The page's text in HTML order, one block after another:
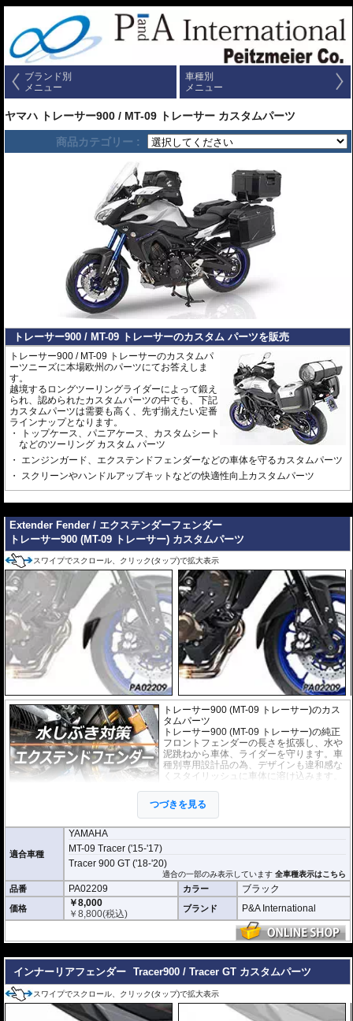
ブランド別
メニュー
車種別
メニュー
ヤマハ トレーサー900 / MT-09 トレーサー カスタムパーツ
商品カテゴリー :
トレーサー900 / MT-09 トレーサーのカスタム パーツを販売
トレーサー900 / MT-09 トレーサーのカスタムパ
ーツニーズに本場欧州のパーツにてお答えしま
す。
越境するロングツーリングライダーによって鍛え
られ、認められたカスタムパーツの中でも、下記
カスタムパーツは需要も高く、先ず揃えたい定番
ラインナップとなります。
トップケース、パニアケース、カスタムシート
などのツーリング カスタム パーツ
エンジンガード、エクステンドフェンダーなどの車体を守るカスタムパーツ
スクリーンやハンドルアップキットなどの快適性向上カスタムパーツ
Extender Fender / エクステンダーフェンダー
トレーサー900 (MT-09 トレーサー) カスタムパーツ
スワイプでスクロール、クリック(タップ)で拡大表示
トレーサー900 (MT-09 トレーサー)のカス
タムパーツ
トレーサー900 (MT-09 トレーサー)の純正
フロントフェンダーの長さを拡張し、水や
泥跳ねから車体、ライダーを守ります。車
種別専用設計品の為、デザインも違和感な
くスタイリッシュに車体に溶け込みます。
取付は付属の強力粘着シートを使い、簡単
に行えます。通常使用での脱落は心配あり
ませんが、取付作業の不備(洗浄、脱脂不十分)等においてはこの限りではあり
ません。ビスまたはトリムクリップが付属しているパッケージについてはこれ
らの使用を強く推奨いたします。使用されていない場合の脱落による保証は致
どのような効果があるパーツですか？
トレーサー900 (MT-09 トレーサー)の純正フロントフェンダーの長さを拡張
し、水や泥跳ねから車体、ライダーを強力に守ります。
※写真はイメージです。車種により、フェンダーのデザインは多少異なりま
す。
つづきを見る
適合車種
YAMAHA
MT-09 Tracer ('15-'17)
Tracer 900 GT ('18-'20)
適合の一部のみ表示しています全車種表示はこちら
品番 PA02209 カラー ブラック
価格
￥8,000
￥8,800(税込) ブランド P&A International
インナーリアフェンダー Tracer900 / Tracer GT カスタムパーツ
スワイプでスクロール、クリック(タップ)で拡大表示